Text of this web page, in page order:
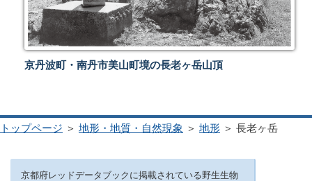
京丹波町・南丹市美山町境の長老ヶ岳山頂
トップページ ＞ 地形・地質・自然現象 ＞ 地形 ＞ 長老ヶ岳
京都府レッドデータブックに掲載されている野生生物